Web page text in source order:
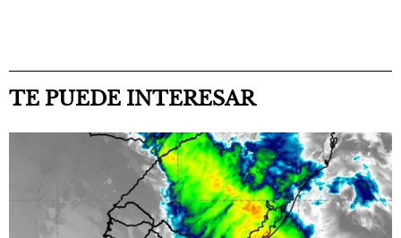
TE PUEDE INTERESAR